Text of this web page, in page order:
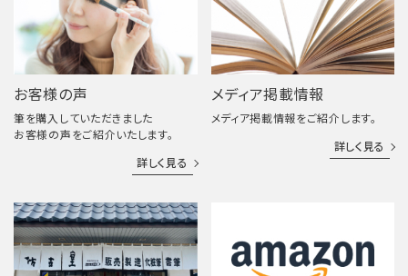
お客様の声
筆を購入していただきました
お客様の声をご紹介いたします。
詳しく見る
メディア掲載情報
メディア掲載情報をご紹介します。
詳しく見る